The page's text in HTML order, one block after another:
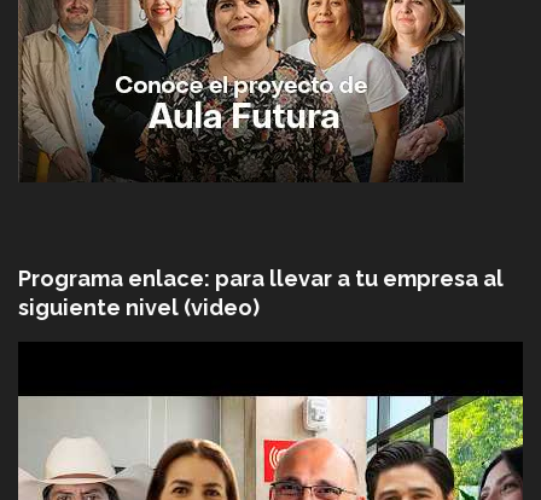
Programa enlace: para llevar a tu empresa al
siguiente nivel (video)